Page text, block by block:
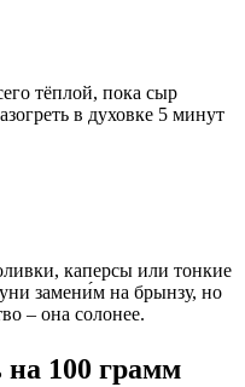
тёплой, пока сыр
в духовке 5 минут
каперсы или тонкие
замени́м на брынзу, но
– она солонее.
100 грамм